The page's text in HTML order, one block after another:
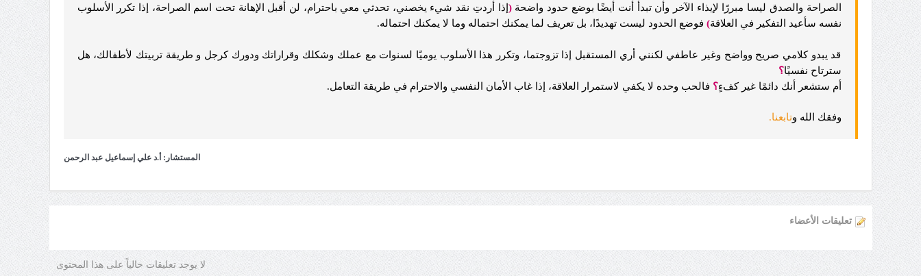
الصراحة والصدق ليسا مبررًا لإيذاء الآخر وأن تبدأ أنت أيضًا بوضع حدود واضحة( إذا أردتِ نقد شيء يخصني، تحدثي معي باحترام، لن أقبل الإهانة تحت اسم الصراحة، إذا تكرر الأسلوب
نفسه سأعيد التفكير في العلاقة) فوضع الحدود ليست تهديدًا، بل تعريف لما يمكنك احتماله وما لا يمكنك احتماله.
قد يبدو كلامي صريح وواضح وغير عاطفي لكنني أري المستقبل إذا تزوجتما، وتكرر هذا الأسلوب يوميًا لسنوات مع عملك وشكلك وقراراتك ودورك كرجل و طريقة تربيتك لأطفالك، هل
سترتاح نفسيًا؟
أم ستشعر أنك دائمًا غير كفءٍ؟ فالحب وحده لا يكفي لاستمرار العلاقة، إذا غاب الأمان النفسي والاحترام في طريقة التعامل.
وفقك الله وتابعنا.
المستشار: أ.د علي إسماعيل عبد الرحمن
تعليقات الأعضاء
لا يوجد تعليقات حالياً على هذا المحتوى